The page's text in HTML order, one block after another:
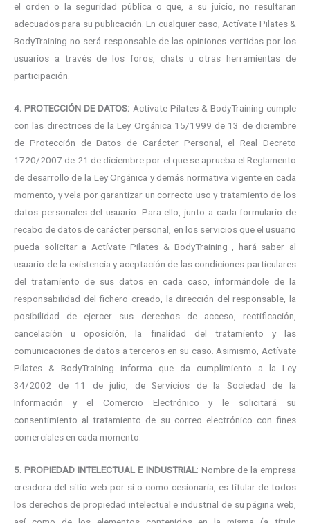
el orden o la seguridad pública o que, a su juicio, no resultaran
adecuados para su publicación. En cualquier caso, Actívate Pilates &
BodyTraining no será responsable de las opiniones vertidas por los
usuarios a través de los foros, chats u otras herramientas de
participación.
4. PROTECCIÓN DE DATOS: Actívate Pilates & BodyTraining cumple
con las directrices de la Ley Orgánica 15/1999 de 13 de diciembre
de Protección de Datos de Carácter Personal, el Real Decreto
1720/2007 de 21 de diciembre por el que se aprueba el Reglamento
de desarrollo de la Ley Orgánica y demás normativa vigente en cada
momento, y vela por garantizar un correcto uso y tratamiento de los
datos personales del usuario. Para ello, junto a cada formulario de
recabo de datos de carácter personal, en los servicios que el usuario
pueda solicitar a Actívate Pilates & BodyTraining , hará saber al
usuario de la existencia y aceptación de las condiciones particulares
del tratamiento de sus datos en cada caso, informándole de la
responsabilidad del fichero creado, la dirección del responsable, la
posibilidad de ejercer sus derechos de acceso, rectificación,
cancelación u oposición, la finalidad del tratamiento y las
comunicaciones de datos a terceros en su caso. Asimismo, Actívate
Pilates & BodyTraining informa que da cumplimiento a la Ley
34/2002 de 11 de julio, de Servicios de la Sociedad de la
Información y el Comercio Electrónico y le solicitará su
consentimiento al tratamiento de su correo electrónico con fines
comerciales en cada momento.
5. PROPIEDAD INTELECTUAL E INDUSTRIAL: Nombre de la empresa
creadora del sitio web por sí o como cesionaria, es titular de todos
los derechos de propiedad intelectual e industrial de su página web,